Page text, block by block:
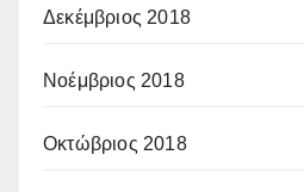
Δεκέμβριος 2018
Νοέμβριος 2018
Οκτώβριος 2018